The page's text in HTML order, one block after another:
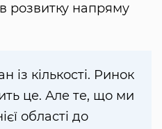
розвитку напряму
із кількості. Ринок
це. Але те, що ми
області до